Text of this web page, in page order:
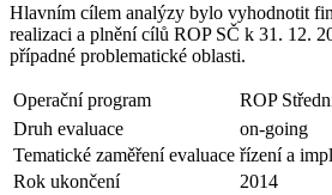
Hlavním cílem analýzy bylo vyhodnotit
realizaci a plnění cílů ROP SČ k 31. 12.
případné problematické oblasti.
Operační program
ROP
Druh evaluace
on-going
Tematické zaměření evaluace řízení a
Rok ukončení
2014